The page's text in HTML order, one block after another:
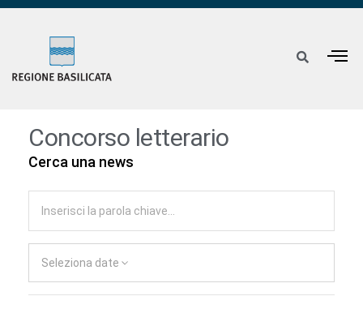
Concorso letterario
Cerca una news
Seleziona date